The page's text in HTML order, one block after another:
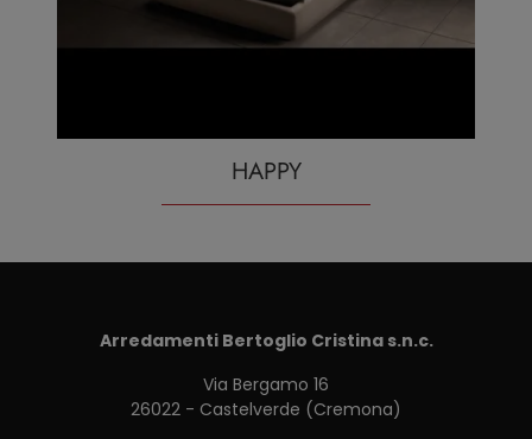
HAPPY
Arredamenti Bertoglio Cristina s.n.c.
Via Bergamo 16
26022 - Castelverde (Cremona)